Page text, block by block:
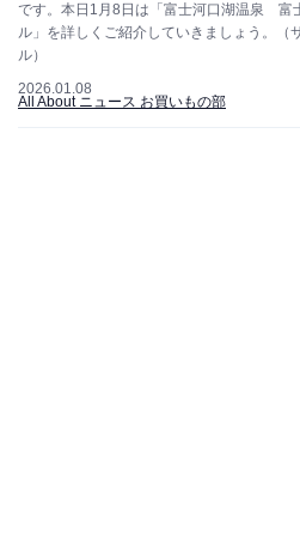
です。本日1月8日は「富士河口湖温泉
ル」を詳しくご紹介していきましょう。（
ル）
2026.01.08
All About ニュース お買いもの部